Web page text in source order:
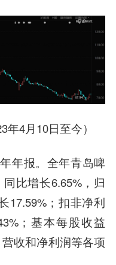
4月10日至今）
年报。全年青岛啤
比增长6.65%，归
17.59%；扣非净利
；基本每股收益
收和净利润等各项